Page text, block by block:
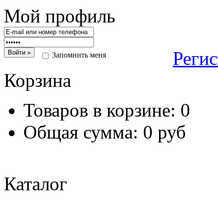
Мой профиль
Запомнить меня
Корзина
Товаров в корзине: 0
Общая сумма: 0 руб
Каталог